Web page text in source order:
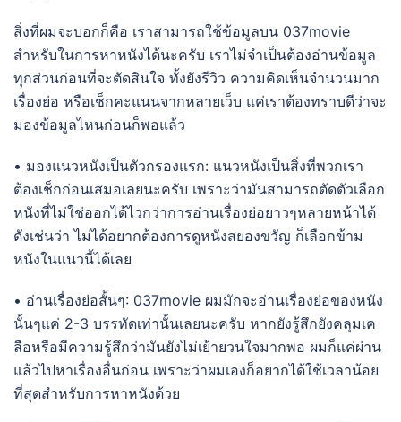
สิ่งที่ผมจะบอกก็คือ เราสามารถใช้ข้อมูลบน 037movie
สำหรับในการหาหนังได้นะครับ เราไม่จำเป็นต้องอ่านข้อมูล
ทุกส่วนก่อนที่จะตัดสินใจ ทั้งยังรีวิว ความคิดเห็นจำนวนมาก
เรื่องย่อ หรือเช็กคะแนนจากหลายเว็บ แค่เราต้องทราบดีว่าจะ
มองข้อมูลไหนก่อนก็พอแล้ว
• มองแนวหนังเป็นตัวกรองแรก: แนวหนังเป็นสิ่งที่พวกเรา
ต้องเช็กก่อนเสมอเลยนะครับ เพราะว่ามันสามารถตัดตัวเลือก
หนังที่ไม่ใช่ออกได้ไวกว่าการอ่านเรื่องย่อยาวๆหลายหน้าได้
ดังเช่นว่า ไม่ได้อยากต้องการดูหนังสยองขวัญ ก็เลือกข้าม
หนังในแนวนี้ได้เลย
• อ่านเรื่องย่อสั้นๆ: 037movie ผมมักจะอ่านเรื่องย่อของหนัง
นั้นๆแค่ 2-3 บรรทัดเท่านั้นเลยนะครับ หากยังรู้สึกยังคลุมเค
ลือหรือมีความรู้สึกว่ามันยังไม่เย้ายวนใจมากพอ ผมก็แค่ผ่าน
แล้วไปหาเรื่องอื่นก่อน เพราะว่าผมเองก็อยากได้ใช้เวลาน้อย
ที่สุดสำหรับการหาหนังด้วย